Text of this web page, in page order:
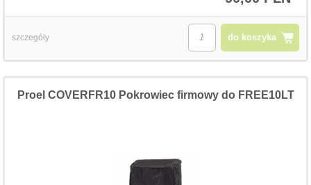
do koszyka
szczegóły
Proel COVERFR10 Pokrowiec firmowy do FREE10LT